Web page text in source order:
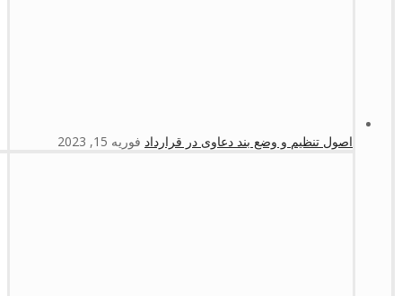
اصول تنظیم و وضع بند دعاوی در قرارداد فوریه 15, 2023